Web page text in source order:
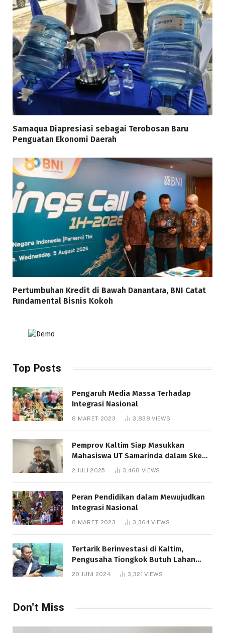
Samaqua Diapresiasi sebagai Terobosan Baru
Penguatan Ekonomi Daerah
Pertumbuhan Kredit di Bawah Danantara, BNI Catat
Fundamental Bisnis Kokoh
Top Posts
Pengaruh Media Massa Terhadap
Integrasi Nasional
8 MARET 2023 3,838VIEWS
Pemprov Kaltim Siap Masukkan
Mahasiswa UT Samarinda dalam Skema
Bantuan Pendidikan Gratispol
2 JULI 2025 3,468 VIEWS
Peran Pendidikan dalam Mewujudkan
Integrasi Nasional
8 MARET 2023 3,364VIEWS
Tertarik Berinvestasi di Kaltim,
Pengusaha Tiongkok Butuh Lahan
1.000 Hektare
20 JUNI 2024 3,321VIEWS
Don't Miss